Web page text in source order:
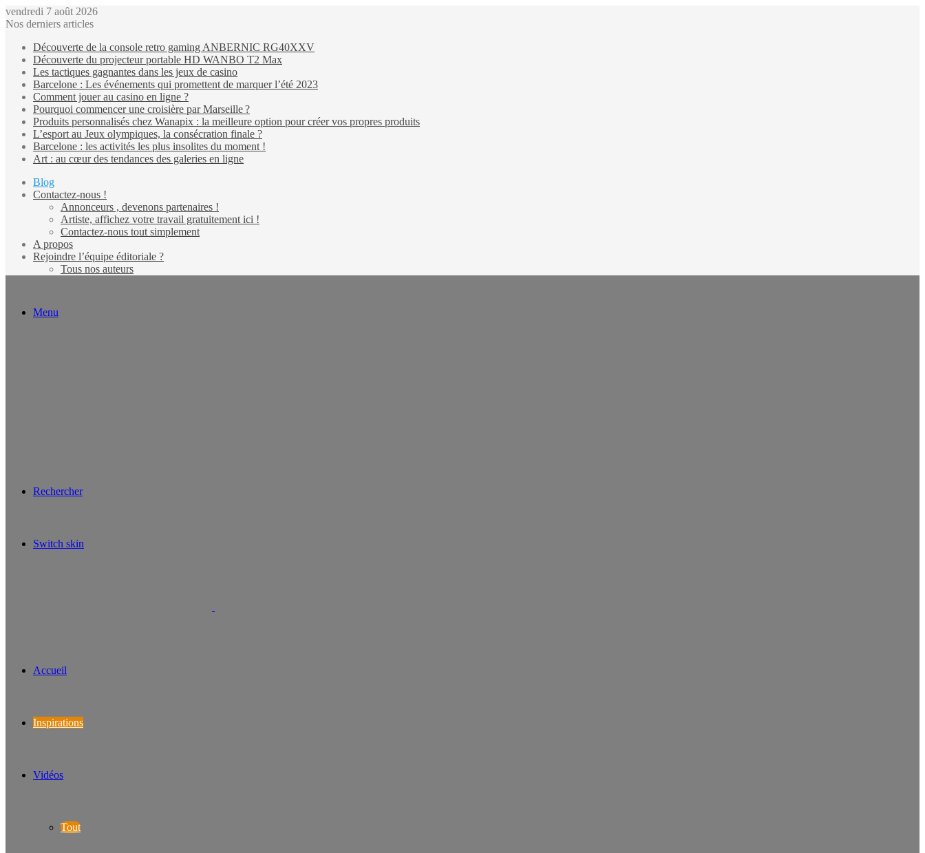
vendredi 7 août 2026
Nos derniers articles
Découverte de la console retro gaming ANBERNIC RG40XXV
Découverte du projecteur portable HD WANBO T2 Max
Les tactiques gagnantes dans les jeux de casino
Barcelone : Les événements qui promettent de marquer l’été 2023
Comment jouer au casino en ligne ?
Pourquoi commencer une croisière par Marseille ?
Produits personnalisés chez Wanapix : la meilleure option pour créer vos propres produits
L’esport au Jeux olympiques, la consécration finale ?
Barcelone : les activités les plus insolites du moment !
Art : au cœur des tendances des galeries en ligne
Blog
Contactez-nous !
Annonceurs , devenons partenaires !
Artiste, affichez votre travail gratuitement ici !
Contactez-nous tout simplement
A propos
Rejoindre l’équipe éditoriale ?
Tous nos auteurs
Menu
Rechercher
Switch skin
Accueil
Inspirations
Vidéos
Tout